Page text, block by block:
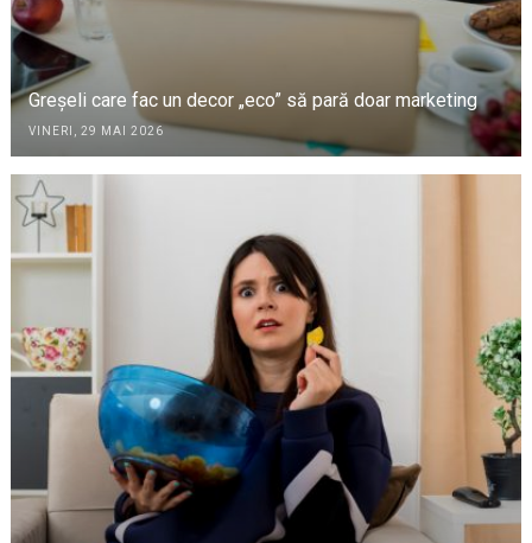
Greșeli care fac un decor „eco” să pară doar marketing
VINERI, 29 MAI 2026